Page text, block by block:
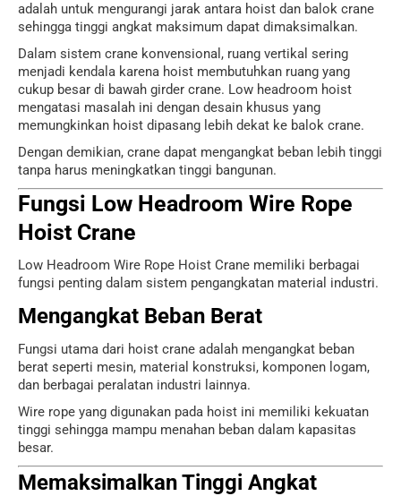
adalah untuk mengurangi jarak antara hoist dan balok crane
sehingga tinggi angkat maksimum dapat dimaksimalkan.
Dalam sistem crane konvensional, ruang vertikal sering
menjadi kendala karena hoist membutuhkan ruang yang
cukup besar di bawah girder crane. Low headroom hoist
mengatasi masalah ini dengan desain khusus yang
memungkinkan hoist dipasang lebih dekat ke balok crane.
Dengan demikian, crane dapat mengangkat beban lebih tinggi
tanpa harus meningkatkan tinggi bangunan.
Fungsi Low Headroom Wire Rope
Hoist Crane
Low Headroom Wire Rope Hoist Crane memiliki berbagai
fungsi penting dalam sistem pengangkatan material industri.
Mengangkat Beban Berat
Fungsi utama dari hoist crane adalah mengangkat beban
berat seperti mesin, material konstruksi, komponen logam,
dan berbagai peralatan industri lainnya.
Wire rope yang digunakan pada hoist ini memiliki kekuatan
tinggi sehingga mampu menahan beban dalam kapasitas
besar.
Memaksimalkan Tinggi Angkat